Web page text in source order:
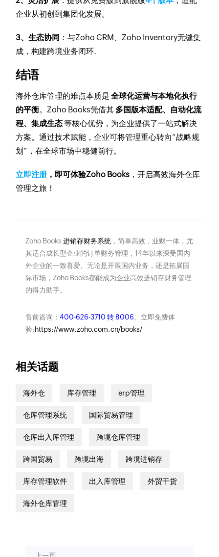
企业从初创到集团化发展。
3、生态协同 ：与Zoho CRM、Zoho Inventory无缝集
成，构建跨境业务闭环.
结语
海外仓库管理的难点本质是全球化运营与本地化执行
的平衡。Zoho Books凭借其 多国版本适配、自动化流
程、集成生态等核心优势，为企业提供了一站式解决
方案。通过技术赋能，企业可将管理重心转向“战略规
划”，在全球市场中稳健前行。
立即注册 ，即可体验Zoho Books ，开启高效海外仓库
管理之旅！
Zoho Books 进销存财务系统，简单高效，业财一体，尤
其适合成长型企业的订单财务管理，14年以来深受国内
外企业的一致喜爱。无论是开展国内业务，还是拓展国
际市场，Zoho Books都能成为企业高效进销存财务管理
的得力助手。
售前咨询： 400-626-3710 转 8006。立即免费体
验: https://www.zoho.com.cn/books/
相关话题
海外仓 库存管理 erp管理
仓库管理系统 国际贸易管理
仓库出入库管理 跨境仓库管理
跨国贸易 跨境出海 跨境进销存
库存管理软件 出入库管理 外贸干货
海外仓库管理